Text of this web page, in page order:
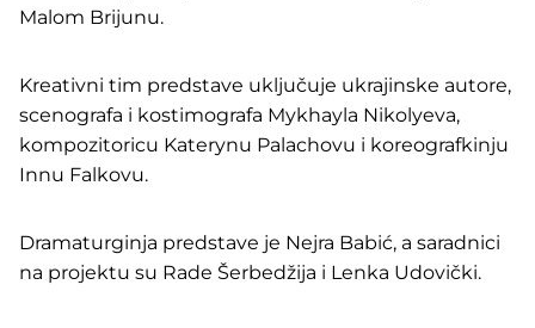
Malom Brijunu.
Kreativni tim predstave uključuje ukrajinske autore,
scenografa i kostimografa Mykhayla Nikolyeva,
kompozitoricu Katerynu Palachovu i koreografkinju
Innu Falkovu.
Dramaturginja predstave je Nejra Babić, a saradnici
na projektu su Rade Šerbedžija i Lenka Udovički.